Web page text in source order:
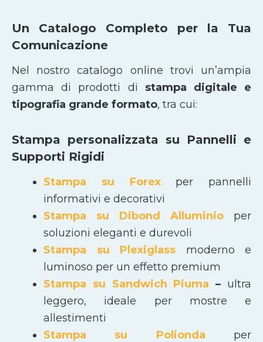
Un Catalogo Completo per la Tua
Comunicazione
Nel nostro catalogo online trovi un’ampia
gamma di prodotti di stampa digitale e
tipografia grande formato, tra cui:
Stampa personalizzata su Pannelli e
Supporti Rigidi
Stampa su Forexper pannelli
informativi e decorativi
Stampa su Dibond Alluminio per
soluzioni eleganti e durevoli
Stampa su Plexiglass moderno e
luminoso per un effetto premium
Stampa su Sandwich Piuma – ultra
leggero, ideale per mostre e
allestimenti
Stampa su Polionda per